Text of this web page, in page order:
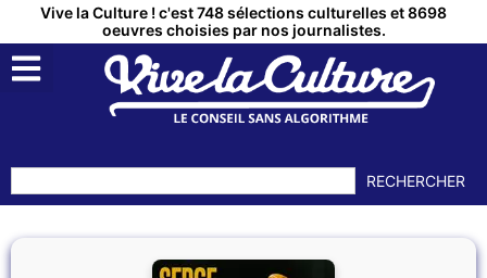
Vive la Culture ! c'est 748 sélections culturelles et 8698
oeuvres choisies par nos journalistes.
RECHERCHER